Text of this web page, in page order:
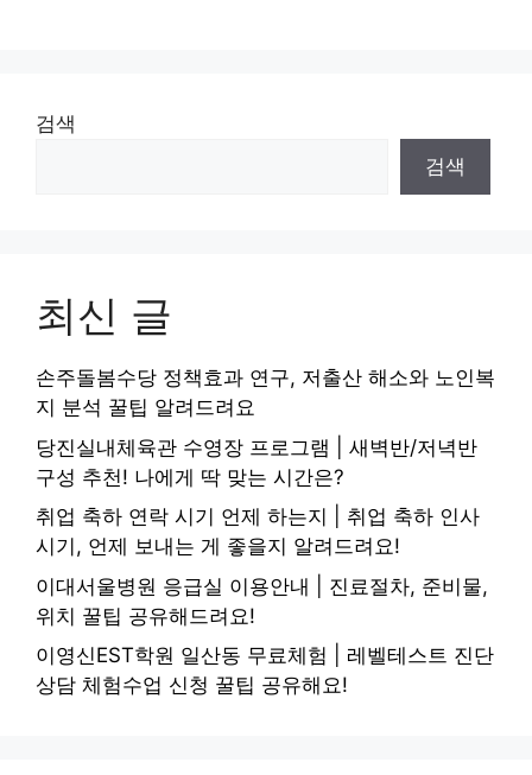
검색
검색
최신 글
손주돌봄수당 정책효과 연구, 저출산 해소와 노인복
지 분석 꿀팁 알려드려요
당진실내체육관 수영장 프로그램 | 새벽반/저녁반
구성 추천! 나에게 딱 맞는 시간은?
취업 축하 연락 시기 언제 하는지 | 취업 축하 인사
시기, 언제 보내는 게 좋을지 알려드려요!
이대서울병원 응급실 이용안내 | 진료절차, 준비물,
위치 꿀팁 공유해드려요!
이영신EST학원 일산동 무료체험 | 레벨테스트 진단
상담 체험수업 신청 꿀팁 공유해요!